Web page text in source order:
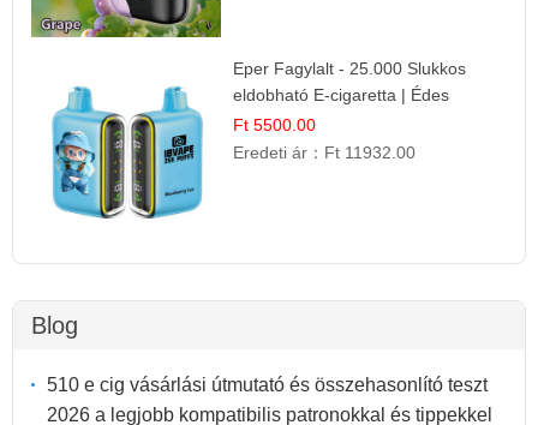
Eper Fagylalt - 25.000 Slukkos
eldobható E-cigaretta | Édes
Desszert Íz
Ft 5500.00
Eredeti ár： Ft 11932.00
Blog
510 e cig vásárlási útmutató és összehasonlító teszt
2026 a legjobb kompatibilis patronokkal és tippekkel